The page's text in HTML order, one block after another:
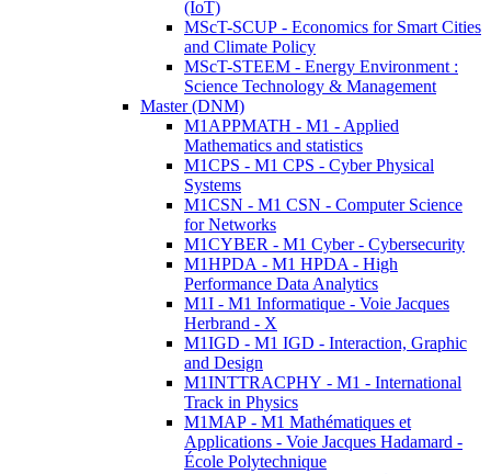
(IoT)
MScT-SCUP - Economics for Smart Cities
and Climate Policy
MScT-STEEM - Energy Environment :
Science Technology & Management
Master (DNM)
M1APPMATH - M1 - Applied
Mathematics and statistics
M1CPS - M1 CPS - Cyber Physical
Systems
M1CSN - M1 CSN - Computer Science
for Networks
M1CYBER - M1 Cyber - Cybersecurity
M1HPDA - M1 HPDA - High
Performance Data Analytics
M1I - M1 Informatique - Voie Jacques
Herbrand - X
M1IGD - M1 IGD - Interaction, Graphic
and Design
M1INTTRACPHY - M1 - International
Track in Physics
M1MAP - M1 Mathématiques et
Applications - Voie Jacques Hadamard -
École Polytechnique